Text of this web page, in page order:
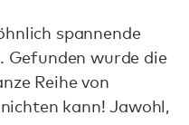
spannende
Gefunden wurde die
Reihe von
kann! Jawohl,